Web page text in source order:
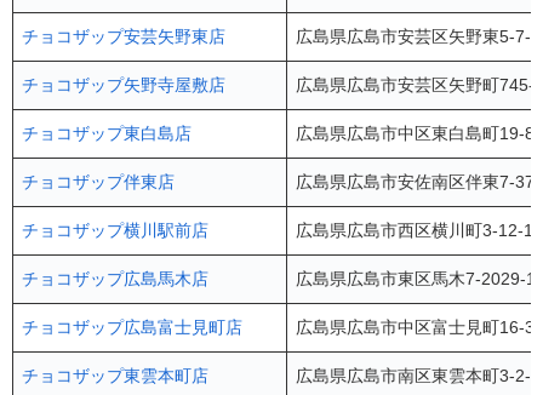
チョコザップ安芸矢野東店 広島県広島市安芸区矢野東5-
チョコザップ矢野寺屋敷店 広島県広島市安芸区矢野町
チョコザップ東白島店 広島県広島市中区東白島町
チョコザップ伴東店 広島県広島市安佐南区伴東7-
チョコザップ横川駅前店 広島県広島市西区横川町3-
チョコザップ広島馬木店 広島県広島市東区馬木7-2029-
チョコザップ広島富士見町店 広島県広島市中区富士見町
チョコザップ東雲本町店 広島県広島市南区東雲本町3-